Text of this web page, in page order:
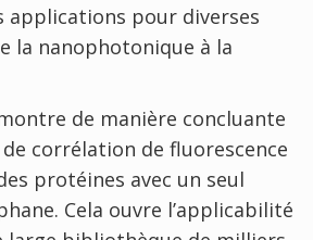
applications pour diverses
la nanophotonique à la
de manière concluante
corrélation de fluorescence
protéines avec un seul
Cela ouvre l’applicabilité